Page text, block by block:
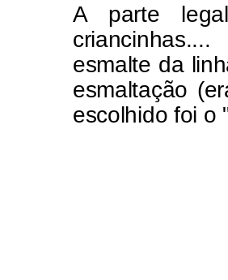
A parte
esmalte da
esmaltação
escolhido foi o